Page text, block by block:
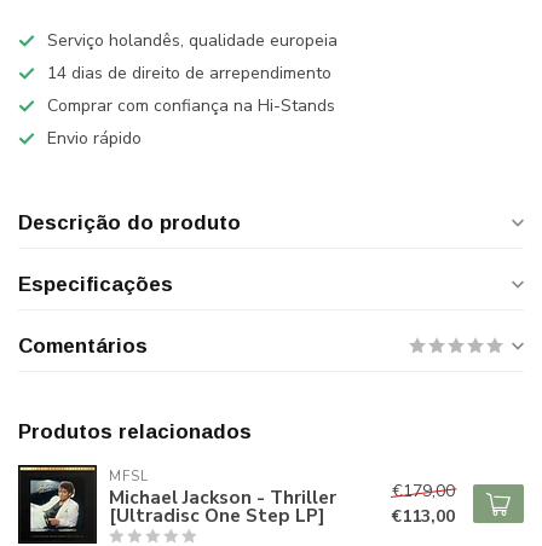
Serviço holandês, qualidade europeia
14 dias de direito de arrependimento
Comprar com confiança na Hi-Stands
Envio rápido
Descrição do produto
Especificações
Comentários
Produtos relacionados
MFSL
Michael Jackson - Thriller
[Ultradisc One Step LP]
€179,00
€113,00